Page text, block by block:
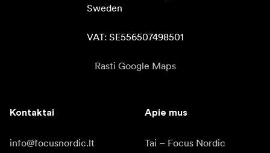
Sweden
VAT: SE556507498501
Rasti Google Maps
Kontaktai
info@focusnordic.lt
Apie mus
Tai – Focus Nordic